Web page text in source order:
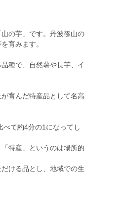
の芋」です。丹波篠山の
育みます。
種で、自然薯や長芋、イ
育んだ特産品として名高
べて約4分の1になってし
特産」というのは場所的
ける品とし、地域での生